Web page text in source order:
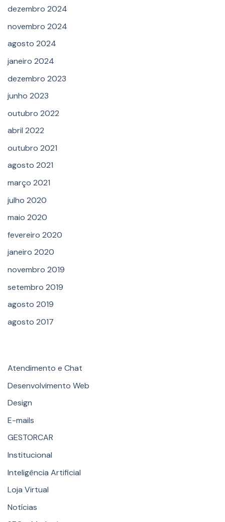
dezembro 2024
novembro 2024
agosto 2024
janeiro 2024
dezembro 2023
junho 2023
outubro 2022
abril 2022
outubro 2021
agosto 2021
março 2021
julho 2020
maio 2020
fevereiro 2020
janeiro 2020
novembro 2019
setembro 2019
agosto 2019
agosto 2017
Atendimento e Chat
Desenvolvimento Web
Design
E-mails
GESTORCAR
Institucional
Inteligência Artificial
Loja Virtual
Notícias